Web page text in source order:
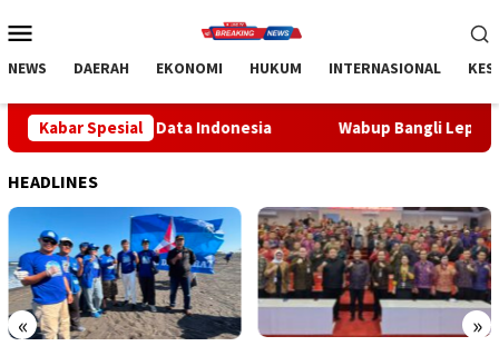
ke
Mobile
NEWS DAERAH EKONOMI HUKUM INTERNASIONAL
Kabar Spesial
Data Indonesia Wabup Bangli Lepas Jalan Santai,
HEADLINES
« »